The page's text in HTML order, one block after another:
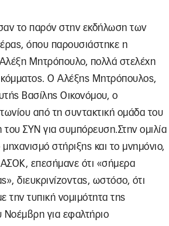
το παρόν στην εκδήλωση των
όπου παρουσιάστηκε η
Μητρόπουλο, πολλά στελέχη
κόμματος. Ο Αλέξης Μητρόπουλος,
Βασίλης Οικονόμου, ο
από τη συντακτική ομάδα του
ΣΥΝ για συμπόρευση.Στην ομιλία
στήριξης και το μνημόνιο,
επεσήμανε ότι «σήμερα
διευκρινίζοντας, ωστόσο, ότι
την τυπική νομιμότητα της
Νοέμβρη για εφαλτήριο